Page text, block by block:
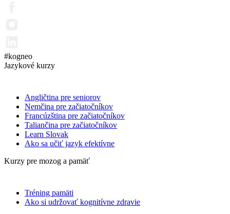
#kogneo
Jazykové kurzy
Angličtina pre seniorov
Nemčina pre začiatočníkov
Francúzština pre začiatočníkov
Taliančina pre začiatočníkov
Learn Slovak
Ako sa učiť jazyk efektívne
Kurzy pre mozog a pamäť
Tréning pamäti
Ako si udržovať kognitívne zdravie